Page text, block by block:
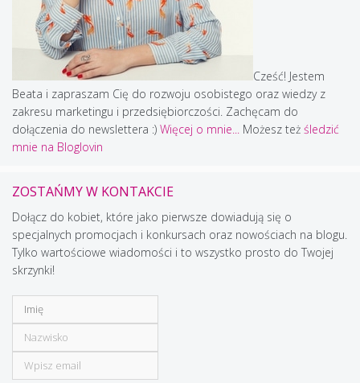
Cześć! Jestem
Beata i zapraszam Cię do rozwoju osobistego oraz wiedzy z
zakresu marketingu i przedsiębiorczości. Zachęcam do
dołączenia do newslettera :) Więcej o mnie... Możesz też śledzić
mnie na Bloglovin
ZOSTAŃMY W KONTAKCIE
Dołącz do kobiet, które jako pierwsze dowiadują się o
specjalnych promocjach i konkursach oraz nowościach na blogu.
Tylko wartościowe wiadomości i to wszystko prosto do Twojej
skrzynki!